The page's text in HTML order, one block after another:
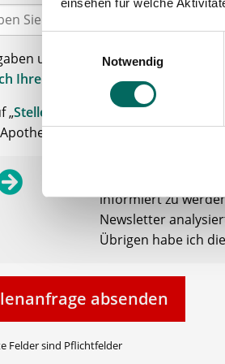
Einwilligungsauswahl
Notwendig
und Dokumente sind zu
Ihrer Freigabe
zu einem
„Stellenanfrage absenden
Service, Talentzeit
Ich möchte den
informiert zu
Newsletter
Übrigen habe ich die
absenden
Felder sind Pflichtfelder